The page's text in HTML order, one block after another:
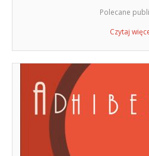
Polecane
Czytaj